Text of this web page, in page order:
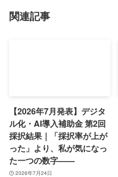
関連記事
【2026年7月発表】デジタ
ル化・AI導入補助金 第2回
採択結果｜「採択率が上が
った」より、私が気になっ
た一つの数字——
2026年7月24日